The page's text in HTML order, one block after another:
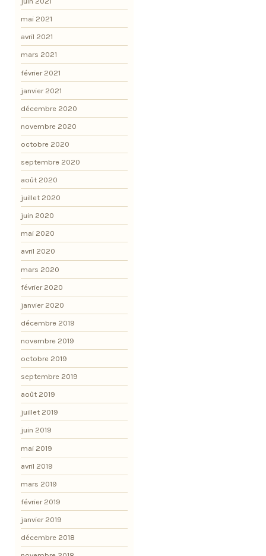
mai 2021
avril 2021
mars 2021
février 2021
janvier 2021
décembre 2020
novembre 2020
octobre 2020
septembre 2020
août 2020
juillet 2020
juin 2020
mai 2020
avril 2020
mars 2020
février 2020
janvier 2020
décembre 2019
novembre 2019
octobre 2019
septembre 2019
août 2019
juillet 2019
juin 2019
mai 2019
avril 2019
mars 2019
février 2019
janvier 2019
décembre 2018